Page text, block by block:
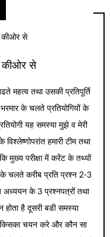
कीओर से
महत्व तथा उसकी प्रतिपूर्ति
के चलते प्रतियोगियों के
यह समस्या मुझे व मेरी
हमारी टीम तथा
कि मुख्य परीक्षा में करेंट के तथ्यों
चलते करीब प्रति प्रश्न 2-3
अध्ययन के 3 प्रश्नपत्रों तथा
है दूसरी बडी समस्या
किसका चयन करे और कौन सा